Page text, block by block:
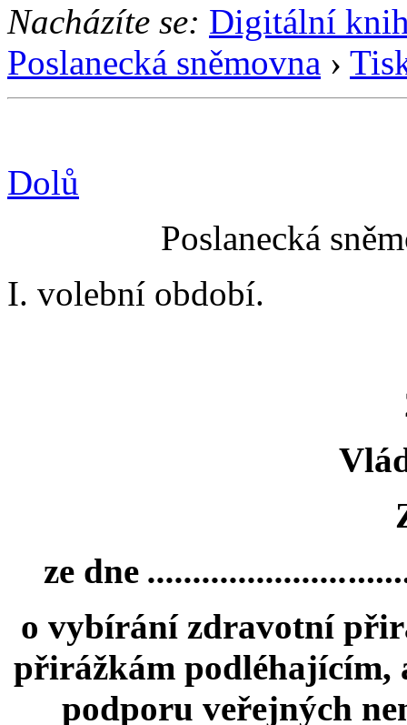
Nacházíte se: Digitální
Poslanecká sněmovna ›
Dolů
Poslanecká
I. volební období.
ze dne ......................
o vybírání zdravotní
přirážkám podléhajícím,
podporu veřejných